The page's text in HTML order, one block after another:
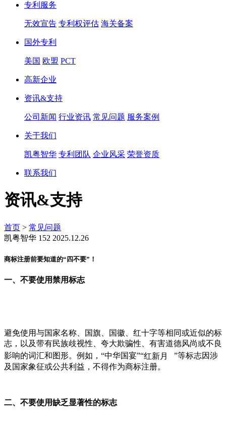
专利服务
无效宣告 专利权评估 海关备案
国外专利
美国 欧盟 PCT
高新企业
资讯&支持
公司新闻 行业资讯 常见问题 服务案例
关于我们
凯粤智华 专利团队 企业风采 荣誉资质
联系我们
资讯&支持
首页 > 常见问题
凯粤智华 152 2025.12.26
商标注册前要知道的“四不要”！
一、不要使用禁用标志
避免使用与国家名称、国旗、国徽、红十字等相同或近似的标
志，以及带有民族歧视性、夸大欺骗性、有害道德风尚或不良
影响的词汇和图形。例如，“中华国宴”“红新月
”等标志因涉
及国家象征或公共利益，不得作为商标注册。
二、不要使用缺乏显著性的标志